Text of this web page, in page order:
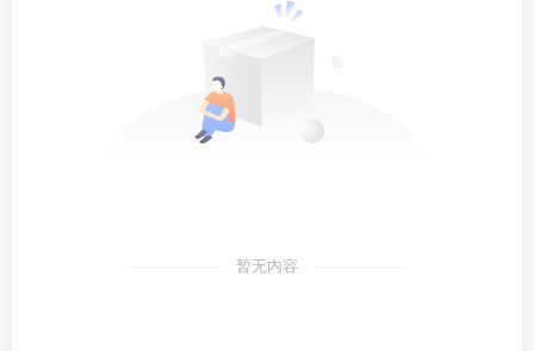
暂无内容